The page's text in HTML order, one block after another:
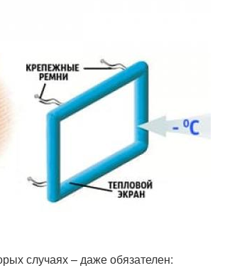
случаях – даже обязателен: